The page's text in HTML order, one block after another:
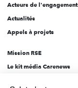
Acteurs de l'engagement
Actualités
Appels à projets
Mission RSE
Le kit média Carenews